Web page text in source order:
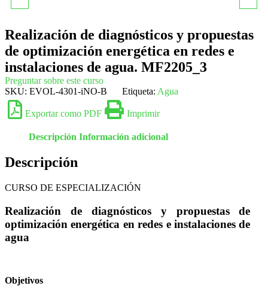
EMERGENCIAS SUPERVISIÓN DEL
MANTENIMIENTO DE
INSTALACIONES DE
Realización de diagnósticos y propuestas
de optimización energética en redes e
instalaciones de agua. MF2205_3
Preguntar sobre este curso
SKU: EVOL-4301-iNO-B Etiqueta: Agua
Exportar como PDF Imprimir
Descripción Información adicional
Descripción
CURSO DE ESPECIALIZACIÓN
Realización de diagnósticos y propuestas de
optimización energética en redes e instalaciones de
agua
Objetivos